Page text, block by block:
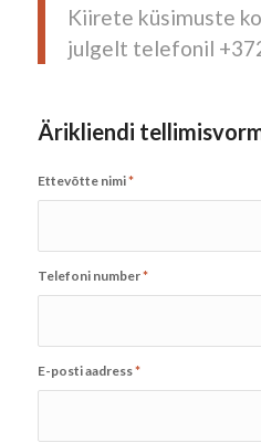
Kiirete küsimuste
julgelt telefonil
Ärikliendi
Ettevõtte nimi*
Telefoni number*
E-posti aadress*